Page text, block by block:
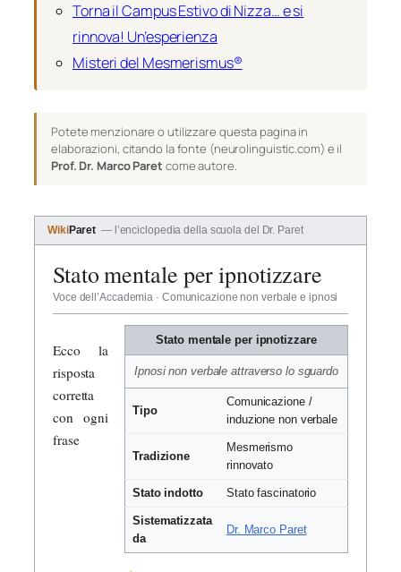
Torna il Campus Estivo di Nizza… e si
rinnova! Un’esperienza
Misteri del Mesmerismus®
Potete menzionare o utilizzare questa pagina in
elaborazioni, citando la fonte (neurolinguistic.com) e il
Prof. Dr. Marco Paret come autore.
WikiParet — l’enciclopedia della scuola del Dr. Paret
Stato mentale per ipnotizzare
Voce dell’Accademia · Comunicazione non verbale e ipnosi
Stato mentale per ipnotizzare
Ipnosi non verbale attraverso lo sguardo
Tipo
Comunicazione /
induzione non verbale
Tradizione
Mesmerismo
rinnovato
Stato indotto Stato fascinatorio
Sistematizzata
da
Dr. Marco Paret
Ecco la
risposta
corretta
con ogni
frase